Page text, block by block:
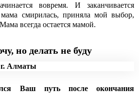
вовремя. И заканчивается
смирилась, приняла мой выбор,
всегда остается мамой.
но делать не буду
Ваш путь после окончания